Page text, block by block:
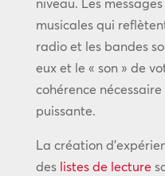
musicales qui
radio et les bandes
eux et le « son » de
cohérence
puissante.
La création
des listes de lecture